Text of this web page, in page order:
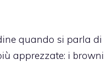
quando si parla di
apprezzate: i